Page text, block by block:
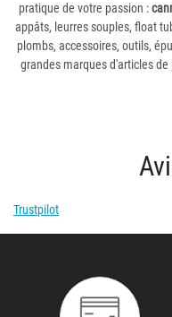
pratique de votre passion :
appâts, leurres souples, float
plombs, accessoires, outils,
grandes marques d'articles de
Trustpilot